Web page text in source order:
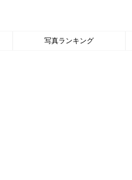
写真ランキング